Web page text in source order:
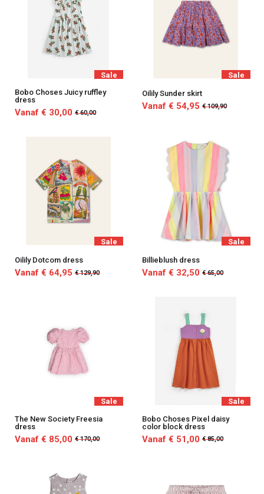
Sale
Bobo Choses Juicy ruffley
dress
Vanaf € 30,00 € 60,00
Sale
Oilily Sunder skirt
Vanaf € 54,95 € 109,90
Sale
Oilily Dotcom dress
Vanaf € 64,95 € 129,90
Sale
Billieblush dress
Vanaf € 32,50 € 65,00
Sale
The New Society Freesia
dress
Vanaf € 85,00 € 170,00
Sale
Bobo Choses Pixel daisy
color block dress
Vanaf € 51,00 € 85,00